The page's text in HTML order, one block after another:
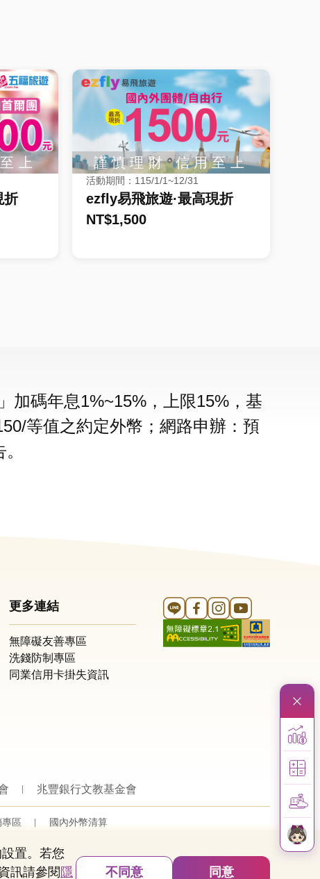
折
活動期間：115/1/1~12/31
ezfly易飛旅遊·最高現折
NT$1,500
加碼年息1%~15%，上限15%，基
等值之約定外幣；網路申辦：預
更多連結
無障礙友善專區
洗錢防制專區
同業信用卡掛失資訊
Line 官方帳號
FB 官方帳號
Instagram 官方帳號
YouTube 官方帳號
兆豐銀行文教基金會
區 國內外幣清算
置。若您
訊請參閱 隱 不同意 同意